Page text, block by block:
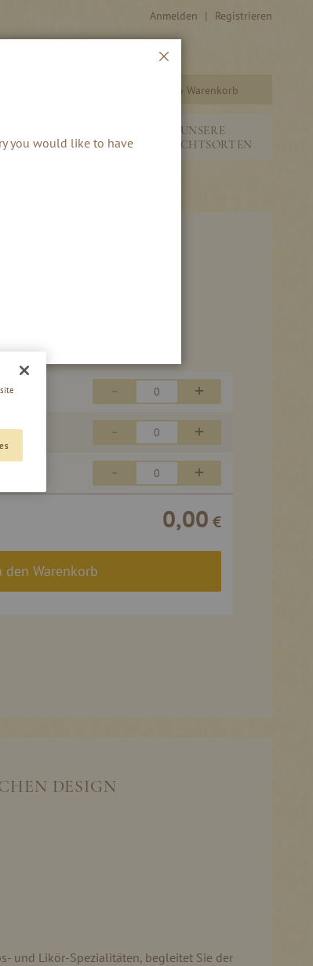
Anmelden Registrieren
Warenkorb
SAISONALES
UNSERE
FRUCHTSORTEN
€ - +
€ - +
- +
0,00 €
den Warenkorb
DESIGN
und Likör-Spezialitäten, begleitet Sie der
you would like to have